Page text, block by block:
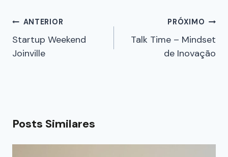
ANTERIOR
Startup Weekend
Joinville
PRÓXIMO
Talk Time – Mindset
de Inovação
Posts Similares